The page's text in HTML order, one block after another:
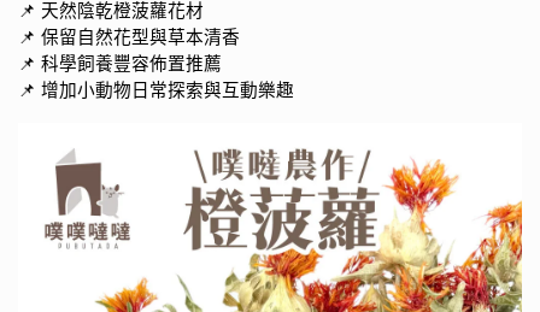
📌 天然陰乾橙菠蘿花材
📌 保留自然花型與草本清香
📌 科學飼養豐容佈置推薦
📌 增加小動物日常探索與互動樂趣